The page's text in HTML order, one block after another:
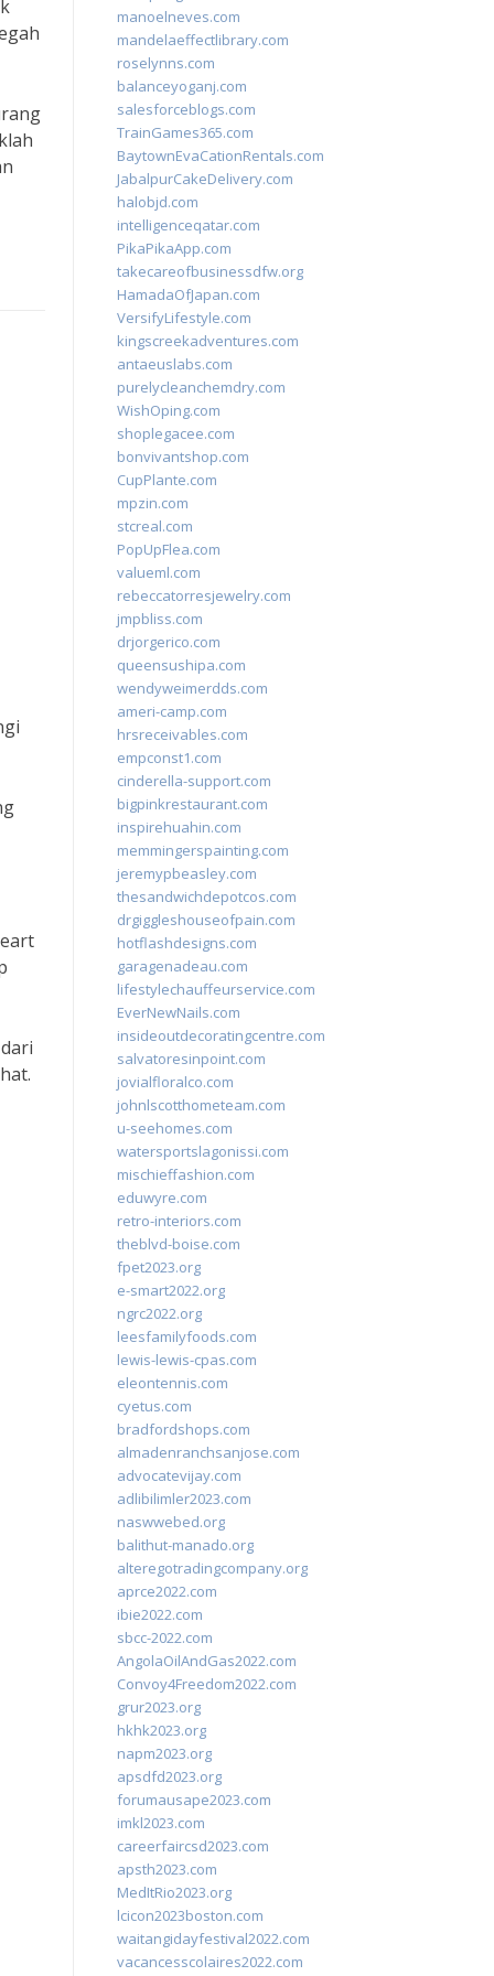
manoelneves.com
mandelaeffectlibrary.com
roselynns.com
balanceyoganj.com
salesforceblogs.com
TrainGames365.com
BaytownEvaCationRentals.com
JabalpurCakeDelivery.com
halobjd.com
intelligenceqatar.com
PikaPikaApp.com
takecareofbusinessdfw.org
HamadaOfJapan.com
VersifyLifestyle.com
kingscreekadventures.com
antaeuslabs.com
purelycleanchemdry.com
WishOping.com
shoplegacee.com
bonvivantshop.com
CupPlante.com
mpzin.com
stcreal.com
PopUpFlea.com
valueml.com
rebeccatorresjewelry.com
jmpbliss.com
drjorgerico.com
queensushipa.com
wendyweimerdds.com
ameri-camp.com
hrsreceivables.com
empconst1.com
cinderella-support.com
bigpinkrestaurant.com
inspirehuahin.com
memmingerspainting.com
jeremypbeasley.com
thesandwichdepotcos.com
drgiggleshouseofpain.com
hotflashdesigns.com
garagenadeau.com
lifestylechauffeurservice.com
EverNewNails.com
insideoutdecoratingcentre.com
salvatoresinpoint.com
jovialfloralco.com
johnlscotthometeam.com
u-seehomes.com
watersportslagonissi.com
mischieffashion.com
eduwyre.com
retro-interiors.com
theblvd-boise.com
fpet2023.org
e-smart2022.org
ngrc2022.org
leesfamilyfoods.com
lewis-lewis-cpas.com
eleontennis.com
cyetus.com
bradfordshops.com
almadenranchsanjose.com
advocatevijay.com
adlibilimler2023.com
naswwebed.org
balithut-manado.org
alteregotradingcompany.org
aprce2022.com
ibie2022.com
sbcc-2022.com
AngolaOilAndGas2022.com
Convoy4Freedom2022.com
grur2023.org
hkhk2023.org
napm2023.org
apsdfd2023.org
forumausape2023.com
imkl2023.com
careerfaircsd2023.com
apsth2023.com
MedItRio2023.org
lcicon2023boston.com
waitangidayfestival2022.com
vacancesscolaires2022.com